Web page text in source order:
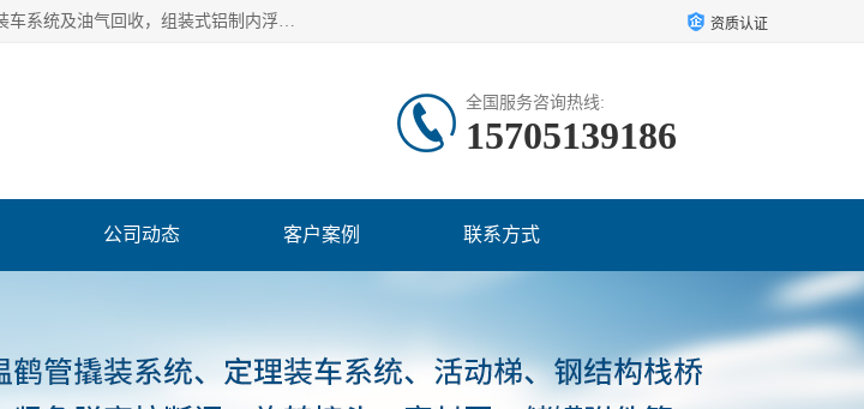
连云港爱德石化机械有限公司主要产品有：鹤管、旋转接头、密封圈、输油臂、储运定量装车系统及油气回收，组装式铝制内浮盘及油罐附件、钢结构栈桥/平台、活动梯、紧急脱离拉断阀等。完备的制造和检测手段以及高素质的员工确保了产品的质量。 资质认证
全国服务咨询热线:
15705139186
公司动态 客户案例 联系方式